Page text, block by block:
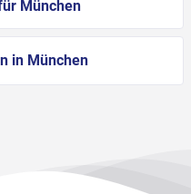
München
in München